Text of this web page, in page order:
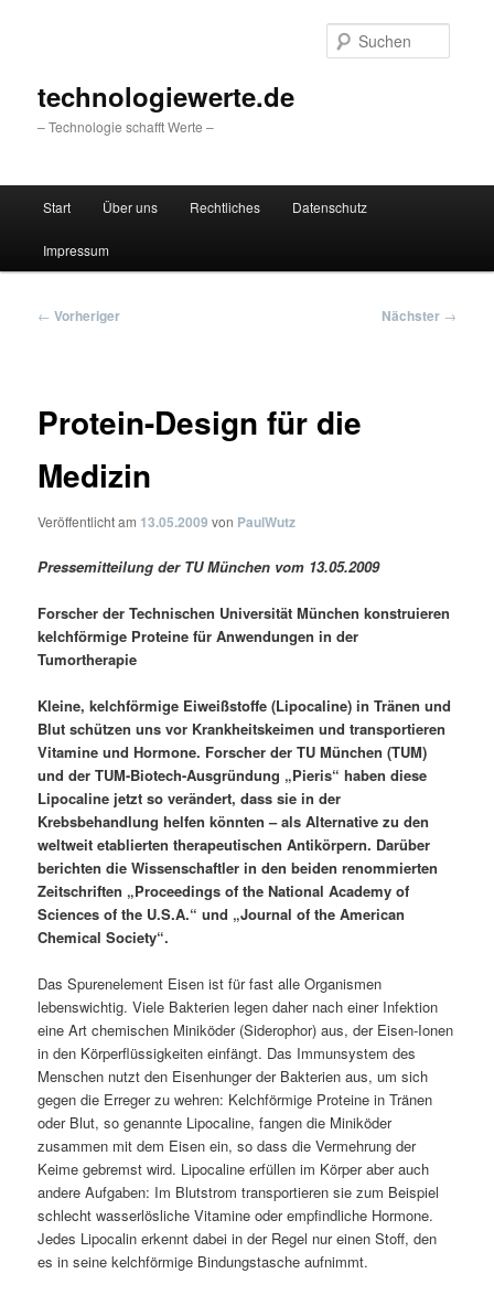
technologiewerte.de
– Technologie schafft Werte –
Start Über uns Rechtliches Datenschutz
Impressum
Beitragsnavigation
← Vorheriger Nächster →
Protein-Design für die
Medizin
Veröffentlicht am 13.05.2009 von PaulWutz
Pressemitteilung der TU München vom 13.05.2009
Forscher der Technischen Universität München konstruieren
kelchförmige Proteine für Anwendungen in der
Tumortherapie
Kleine, kelchförmige Eiweißstoffe (Lipocaline) in Tränen und
Blut schützen uns vor Krankheitskeimen und transportieren
Vitamine und Hormone. Forscher der TU München (TUM)
und der TUM-Biotech-Ausgründung „Pieris“ haben diese
Lipocaline jetzt so verändert, dass sie in der
Krebsbehandlung helfen könnten – als Alternative zu den
weltweit etablierten therapeutischen Antikörpern. Darüber
berichten die Wissenschaftler in den beiden renommierten
Zeitschriften „Proceedings of the National Academy of
Sciences of the U.S.A.“ und „Journal of the American
Chemical Society“.
Das Spurenelement Eisen ist für fast alle Organismen
lebenswichtig. Viele Bakterien legen daher nach einer Infektion
eine Art chemischen Miniköder (Siderophor) aus, der Eisen-Ionen
in den Körperflüssigkeiten einfängt. Das Immunsystem des
Menschen nutzt den Eisenhunger der Bakterien aus, um sich
gegen die Erreger zu wehren: Kelchförmige Proteine in Tränen
oder Blut, so genannte Lipocaline, fangen die Miniköder
zusammen mit dem Eisen ein, so dass die Vermehrung der
Keime gebremst wird. Lipocaline erfüllen im Körper aber auch
andere Aufgaben: Im Blutstrom transportieren sie zum Beispiel
schlecht wasserlösliche Vitamine oder empfindliche Hormone.
Jedes Lipocalin erkennt dabei in der Regel nur einen Stoff, den
es in seine kelchförmige Bindungstasche aufnimmt.